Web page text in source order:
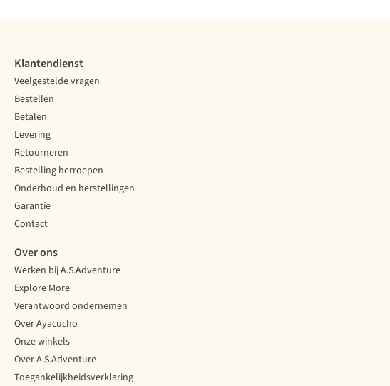
Klantendienst
Veelgestelde vragen
Bestellen
Betalen
Levering
Retourneren
Bestelling herroepen
Onderhoud en herstellingen
Garantie
Contact
Over ons
Werken bij A.S.Adventure
Explore More
Verantwoord ondernemen
Over Ayacucho
Onze winkels
Over A.S.Adventure
Toegankelijkheidsverklaring